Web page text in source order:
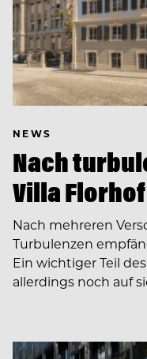
NEWS
Nach
Villa
Nach mehreren
Turbulenzen
Ein wichtiger Teil
allerdings noch auf